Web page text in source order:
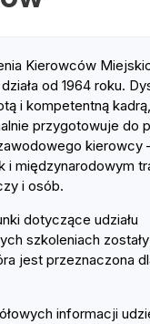
Kierowców
od 1964 roku.
i kompetentną kadrą,
przygotowuje do
kierowcy
i międzynarodowym
i osób.
dotyczące udziału
szkoleniach
jest przeznaczona
informacji